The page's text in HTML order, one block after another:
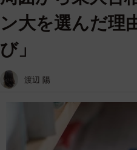
ン大を選んだ理
び」
渡辺 陽